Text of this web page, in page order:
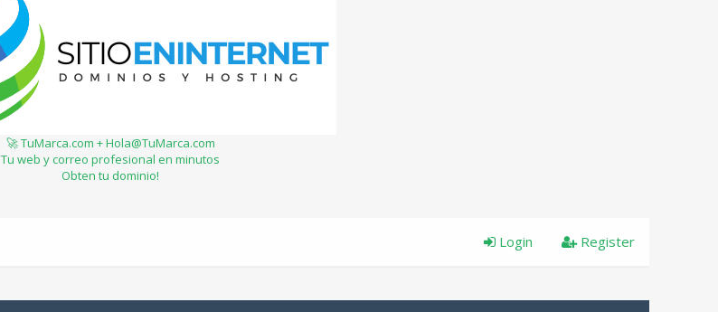
🚀 TuMarca.com + Hola@TuMarca.com
Tu web y correo profesional en minutos
Obten tu dominio!
Register
Login